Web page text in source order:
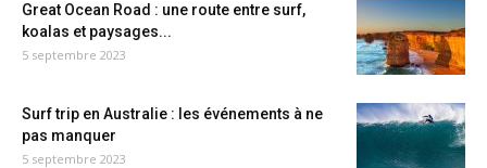
Great Ocean Road : une route entre surf,
koalas et paysages...
5 septembre 2023
Surf trip en Australie : les événements à ne
pas manquer
5 septembre 2023